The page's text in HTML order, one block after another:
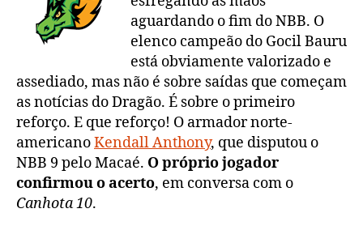
aguardando o fim do NBB. O
elenco campeão do Gocil Bauru
está obviamente valorizado e
assediado, mas não é sobre saídas que começam
as notícias do Dragão. É sobre o primeiro
reforço. E que reforço! O armador norte-
americanoKendall Anthony, que disputou o
NBB 9 pelo Macaé. O próprio jogador
confirmou o acerto, em conversa com o
Canhota 10.